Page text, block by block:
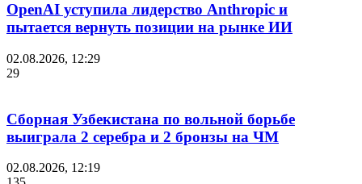
OpenAI уступила лидерство Anthropic и
пытается вернуть позиции на рынке ИИ
02.08.2026, 12:29
29
Сборная Узбекистана по вольной борьбе
выиграла 2 серебра и 2 бронзы на ЧМ
02.08.2026, 12:19